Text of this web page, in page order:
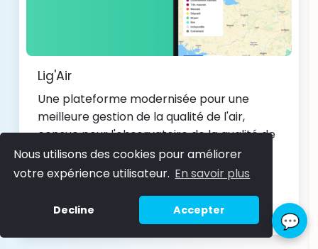
Nous utilisons des cookies pour améliorer
votre expérience utilisateur. En savoir plus
Decline Accepter
Lig'Air
Une plateforme modernisée pour une
meilleure gestion de la qualité de l'air,
conçue pour l'observatoire de la qualité de
l'air de la région Centre-Val de Loire
💬